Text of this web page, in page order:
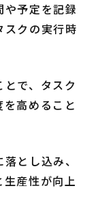
や予定を記録
スクの実行時
で、タスク
高めること
とし込み、
産性が向上